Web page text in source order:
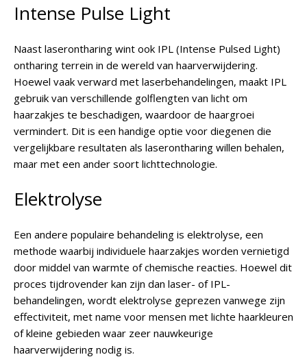
Intense Pulse Light
Naast laserontharing wint ook IPL (Intense Pulsed Light)
ontharing terrein in de wereld van haarverwijdering.
Hoewel vaak verward met laserbehandelingen, maakt IPL
gebruik van verschillende golflengten van licht om
haarzakjes te beschadigen, waardoor de haargroei
vermindert. Dit is een handige optie voor diegenen die
vergelijkbare resultaten als laserontharing willen behalen,
maar met een ander soort lichttechnologie.
Elektrolyse
Een andere populaire behandeling is elektrolyse, een
methode waarbij individuele haarzakjes worden vernietigd
door middel van warmte of chemische reacties. Hoewel dit
proces tijdrovender kan zijn dan laser- of IPL-
behandelingen, wordt elektrolyse geprezen vanwege zijn
effectiviteit, met name voor mensen met lichte haarkleuren
of kleine gebieden waar zeer nauwkeurige
haarverwijdering nodig is.